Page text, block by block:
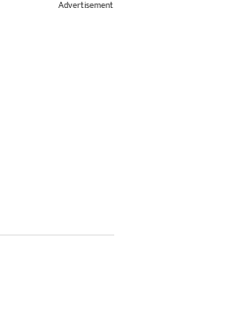
Advertisement